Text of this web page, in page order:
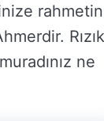
Rızık
ne